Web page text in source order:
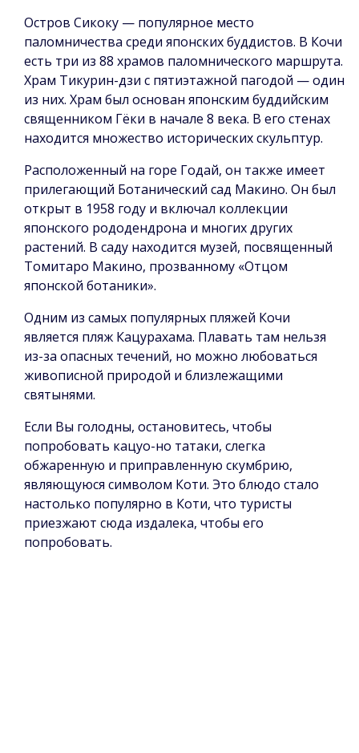
Остров Сикоку — популярное место
паломничества среди японских буддистов. В Кочи
есть три из 88 храмов паломнического маршрута.
Храм Тикурин-дзи с пятиэтажной пагодой — один
из них. Храм был основан японским буддийским
священником Гёки в начале 8 века. В его стенах
находится множество исторических скульптур.
Расположенный на горе Годай, он также имеет
прилегающий Ботанический сад Макино. Он был
открыт в 1958 году и включал коллекции
японского рододендрона и многих других
растений. В саду находится музей, посвященный
Томитаро Макино, прозванному «Отцом
японской ботаники».
Одним из самых популярных пляжей Кочи
является пляж Кацурахама. Плавать там нельзя
из-за опасных течений, но можно любоваться
живописной природой и близлежащими
святынями.
Если Вы голодны, остановитесь, чтобы
попробовать кацуо-но татаки, слегка
обжаренную и приправленную скумбрию,
являющуюся символом Коти. Это блюдо стало
настолько популярно в Коти, что туристы
приезжают сюда издалека, чтобы его
попробовать.